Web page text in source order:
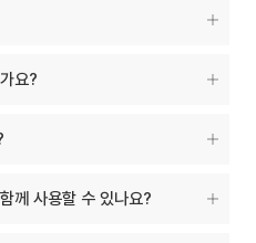
요?
께 사용할 수 있나요?